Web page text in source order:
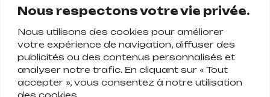
Nous respectons votre vie privée.
Nous utilisons des cookies pour améliorer
votre expérience de navigation, diffuser des
publicités ou des contenus personnalisés et
analyser notre trafic. En cliquant sur « Tout
accepter », vous consentez à notre utilisation
des cookies.
Suivez-nous